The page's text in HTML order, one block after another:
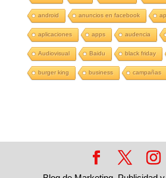
android anuncios en facebook
aplicaciones apps audencia
Audiovisual Baidu black friday
burger king business campañas